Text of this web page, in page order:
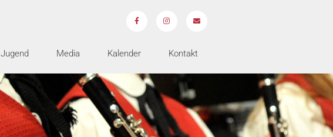
Jugend Media Kalender Kontakt